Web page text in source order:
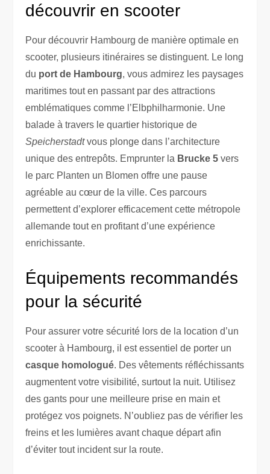
découvrir en scooter
Pour découvrir Hambourg de manière optimale en
scooter, plusieurs itinéraires se distinguent. Le long
du port de Hambourg, vous admirez les paysages
maritimes tout en passant par des attractions
emblématiques comme l’Elbphilharmonie. Une
balade à travers le quartier historique de
Speicherstadtvous plonge dans l’architecture
unique des entrepôts. Emprunter la Brucke 5 vers
le parc Planten un Blomen offre une pause
agréable au cœur de la ville. Ces parcours
permettent d’explorer efficacement cette métropole
allemande tout en profitant d’une expérience
enrichissante.
Équipements recommandés
pour la sécurité
Pour assurer votre sécurité lors de la location d’un
scooter à Hambourg, il est essentiel de porter un
casque homologué. Des vêtements réfléchissants
augmentent votre visibilité, surtout la nuit. Utilisez
des gants pour une meilleure prise en main et
protégez vos poignets. N’oubliez pas de vérifier les
freins et les lumières avant chaque départ afin
d’éviter tout incident sur la route.